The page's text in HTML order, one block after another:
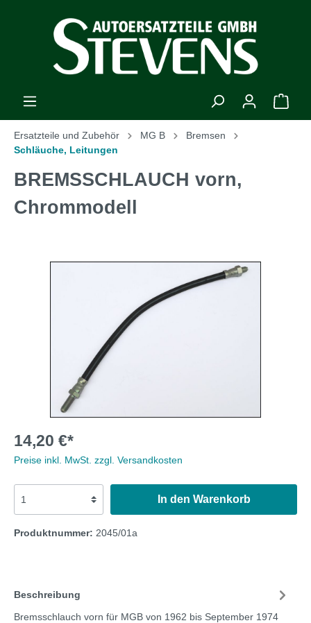
Ersatzteile und Zubehör MG B
Bremsen
Schläuche, Leitungen
BREMSSCHLAUCH vorn,
Chrommodell
14,20 €*
Preise inkl. MwSt. zzgl. Versandkosten
In den Warenkorb
Produktnummer: 2045/01a
Beschreibung
Bremsschlauch vorn für MGB von 1962 bis September 1974